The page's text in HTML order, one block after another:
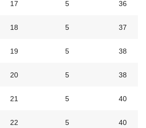
17 5 36
18 5 37
19 5 38
20 5 38
21 5 40
22 5 40